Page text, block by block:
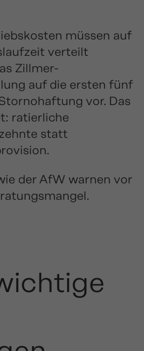
müssen auf
verteilt
Zillmer-
auf die ersten fünf
vor. Das
ratierliche
statt
der AfW warnen vor